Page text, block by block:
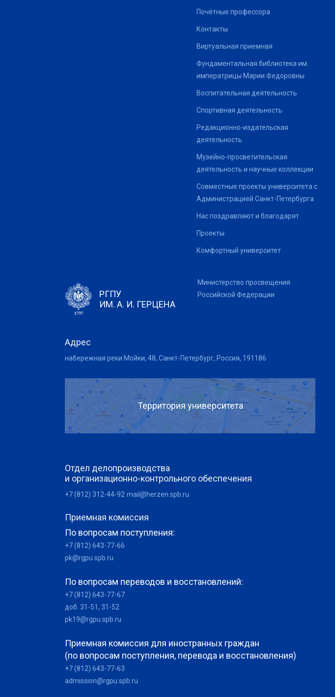
Почётные профессора
Контакты
Виртуальная приемная
Фундаментальная библиотека им.
императрицы Марии Федоровны
Воспитательная деятельность
Спортивная деятельность
Редакционно-издательская
деятельность
Музейно-просветительская
деятельность и научные коллекции
Совместные проекты университета с
Администрацией Санкт-Петербурга
Нас поздравляют и благодарят
Проекты
Комфортный университет
РГПУ
ИМ. А. И. ГЕРЦЕНА
Министерство просвещения
Российской Федерации
Адрес
набережная реки Мойки, 48, Санкт-Петербург, Россия, 191186
Территория университета
Отдел делопроизводства
и организационно-контрольного обеспечения
+7 (812) 312-44-92 mail@herzen.spb.ru
Приемная комиссия
По вопросам поступления:
+7 (812) 643-77-66
pk@rgpu.spb.ru
По вопросам переводов и восстановлений:
+7 (812) 643-77-67
доб. 31-51, 31-52
pk19@rgpu.spb.ru
Приемная комиссия для иностранных граждан
(по вопросам поступления, перевода и восстановления)
+7 (812) 643-77-63
admission@rgpu.spb.ru